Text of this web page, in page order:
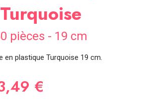
Turquoise
pièces - 19 cm
en plastique Turquoise 19 cm.
€